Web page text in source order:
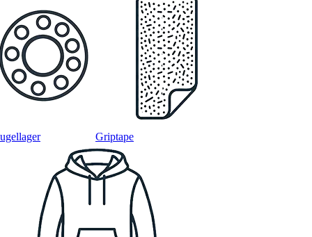
Griptape